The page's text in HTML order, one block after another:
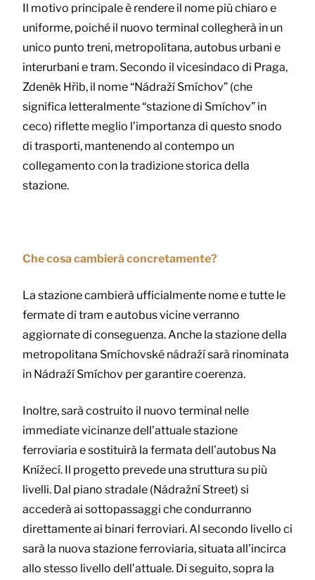
Il motivo principale è rendere il nome più chiaro e
uniforme, poiché il nuovo terminal collegherà in un
unico punto treni, metropolitana, autobus urbani e
interurbani e tram. Secondo il vicesindaco di Praga,
Zdeněk Hřib, il nome “Nádraží Smíchov” (che
significa letteralmente “stazione di Smíchov” in
ceco) riflette meglio l’importanza di questo snodo
di trasporti, mantenendo al contempo un
collegamento con la tradizione storica della
stazione.
Che cosa cambierà concretamente?
La stazione cambierà ufficialmente nome e tutte le
fermate di tram e autobus vicine verranno
aggiornate di conseguenza. Anche la stazione della
metropolitana Smíchovské nádraží sarà rinominata
in Nádraží Smíchov per garantire coerenza.
Inoltre, sarà costruito il nuovo terminal nelle
immediate vicinanze dell’attuale stazione
ferroviaria e sostituirà la fermata dell’autobus Na
Knížecí. Il progetto prevede una struttura su più
livelli. Dal piano stradale (Nádražní Street) si
accederà ai sottopassaggi che condurranno
direttamente ai binari ferroviari. Al secondo livello ci
sarà la nuova stazione ferroviaria, situata all’incirca
allo stesso livello dell’attuale. Di seguito, sopra la